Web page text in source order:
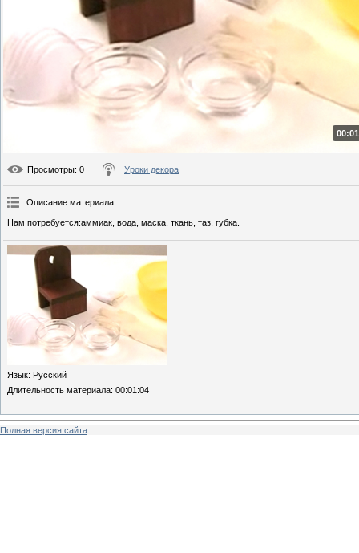
Просмотры: 0 Уроки декора
Описание материала:
Нам потребуется:аммиак, вода, маска, ткань, таз, губка.
Язык: Русский
Длительность материала: 00:01:04
Полная версия сайта